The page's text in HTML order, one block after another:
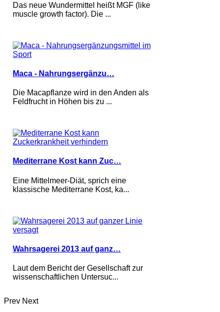
Das neue Wundermittel heißt MGF (like
muscle growth factor). Die ...
Maca - Nahrungsergänzu…
Die Macapflanze wird in den Anden als
Feldfrucht in Höhen bis zu ...
Mediterrane Kost kann Zuc…
Eine Mittelmeer-Diät, sprich eine
klassische Mediterrane Kost, ka...
Wahrsagerei 2013 auf ganz…
Laut dem Bericht der Gesellschaft zur
wissenschaftlichen Untersuc...
Prev Next